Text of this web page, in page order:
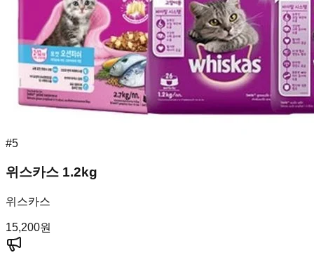
#5
위스카스 1.2kg
위스카스
15,200원